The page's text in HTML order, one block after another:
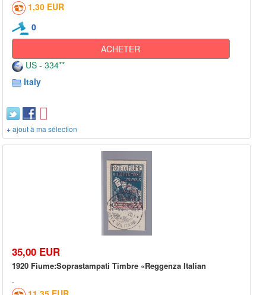
1,30 EUR
0
ACHETER
US - 334**
Italy
+ ajout à ma sélection
35,00 EUR
1920 Fiume:Soprastampati Timbre «Reggenza Italian